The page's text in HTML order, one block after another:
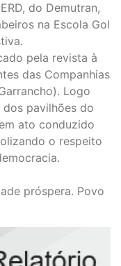
do Demutran,
na Escola Gol
pela revista à
das Companhias
Logo
pavilhões do
ato conduzido
o respeito
próspera. Povo